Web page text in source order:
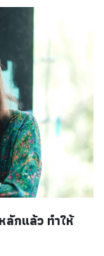
ลักแล้ว ทำให้